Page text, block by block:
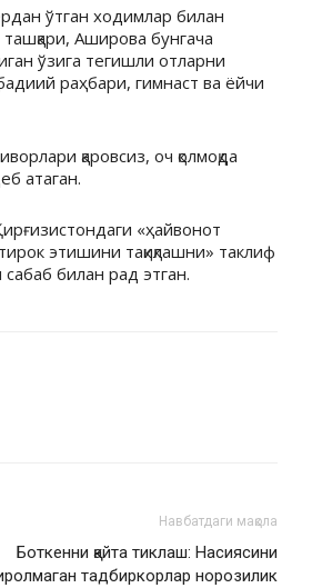
ўтган ходимлар билан
Аширова бунгача
ўзига тегишли отларни
раҳбари, гимнаст ва ёйчи
қаровсиз, оч қолмоқда
атаган.
«ҳайвонот
этишини тақиқлашни» таклиф
билан рад этган.
Навбатдаги мақола
Боткенни қайта тиклаш: Насиясини
тадбиркорлар норозилик